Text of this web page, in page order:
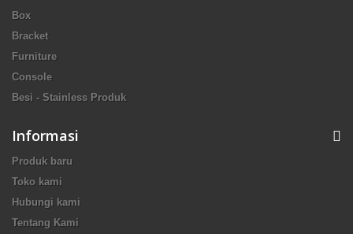
Box
Bracket
Furniture
Console
Besi - Stainless Produk
Informasi
Produk baru
Toko kami
Hubungi kami
Tentang Kami